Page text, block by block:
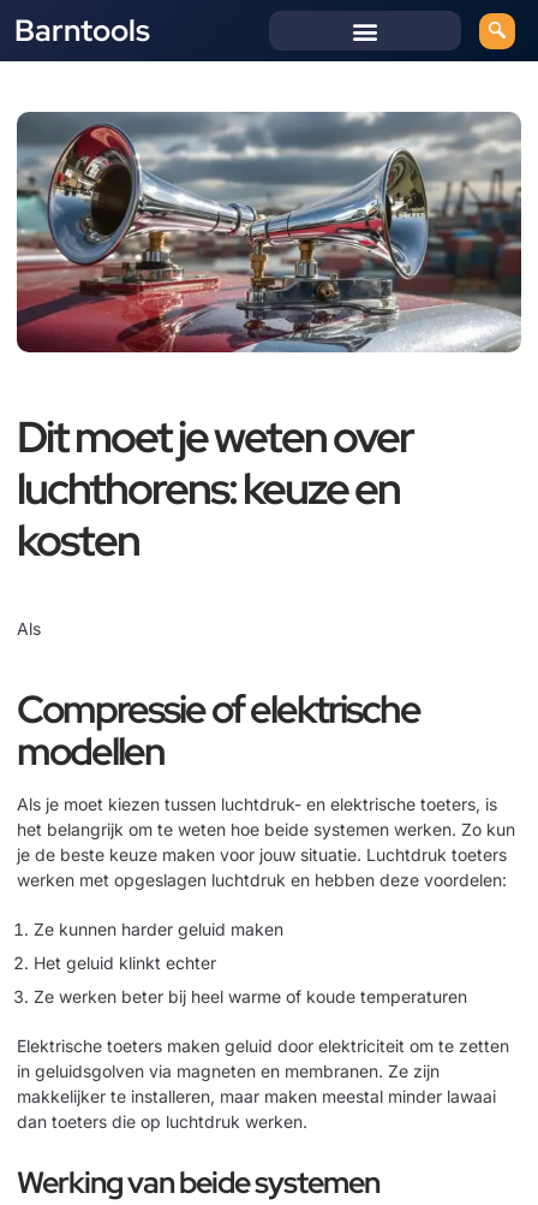
Barntools
Dit moet je weten over
luchthorens: keuze en
kosten
Als
Compressie of elektrische
modellen
Als je moet kiezen tussen luchtdruk- en elektrische toeters, is
het belangrijk om te weten hoe beide systemen werken. Zo kun
je de beste keuze maken voor jouw situatie. Luchtdruk toeters
werken met opgeslagen luchtdruk en hebben deze voordelen:
Ze kunnen harder geluid maken
Het geluid klinkt echter
Ze werken beter bij heel warme of koude temperaturen
Elektrische toeters maken geluid door elektriciteit om te zetten
in geluidsgolven via magneten en membranen. Ze zijn
makkelijker te installeren, maar maken meestal minder lawaai
dan toeters die op luchtdruk werken.
Werking van beide systemen